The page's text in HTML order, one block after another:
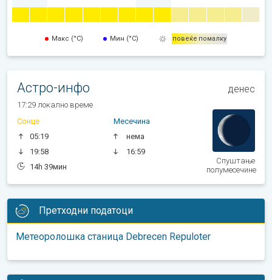
Макс (°C) Мин (°C) повеќе помалку
Астро-инфо денес
17:29 локално време
Сонце
05:19
19:58
14h 39мин
Месечина
нема
16:59
Спуштање
полумесечине
Претходни податоци
Метеоролошка станица Debrecen Repuloter